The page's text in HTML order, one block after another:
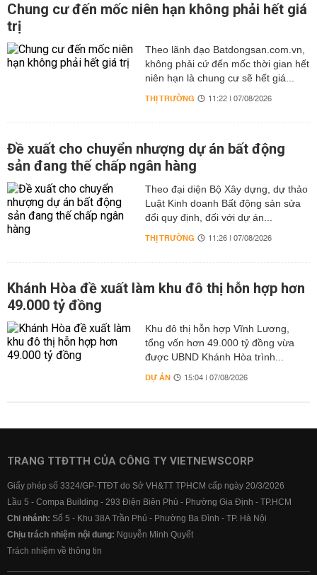
Chung cư đến mốc niên hạn không phải hết giá
trị
Theo lãnh đạo Batdongsan.com.vn,
không phải cứ đến mốc thời gian hết
niên hạn là chung cư sẽ hết giá...
THỊ TRƯỜNG 11:22 | 07/08/2026
Đề xuất cho chuyển nhượng dự án bất động
sản đang thế chấp ngân hàng
Theo đại diện Bộ Xây dựng, dự thảo
Luật Kinh doanh Bất động sản sửa
đổi quy định, đối với dự án...
THỊ TRƯỜNG 11:26 | 07/08/2026
Khánh Hòa đề xuất làm khu đô thị hỗn hợp hơn
49.000 tỷ đồng
Khu đô thị hỗn hợp Vĩnh Lương,
tổng vốn hơn 49.000 tỷ đồng vừa
được UBND Khánh Hòa trình...
DỰ ÁN 15:04 | 07/08/2026
TRANG TTĐTTH CỦA CÔNG TY VIETNEWSCORP
Giấy phép số 3324/GP-TTĐT do Sở VH&TT TPHCM cấp ngày 20/3/2026
Lầu 5 - Compa Building - 293 Điện Biên Phủ - Phường Gia Định - TP.HCM
Chi nhánh: Số 5 - Khu 38A Trần Phú - Phường Ba Đình - TP. Hà Nội
Chịu trách nhiệm nội dung: Nguyễn Minh Quyết
Trách nhiệm về thông tin